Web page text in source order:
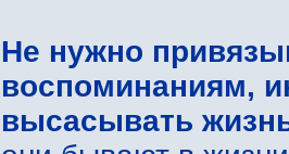
Не нужно
воспоминаниям,
высасывать